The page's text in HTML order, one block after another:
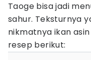
Taoge bisa jadi
sahur. Teksturnya
nikmatnya ikan
resep berikut: